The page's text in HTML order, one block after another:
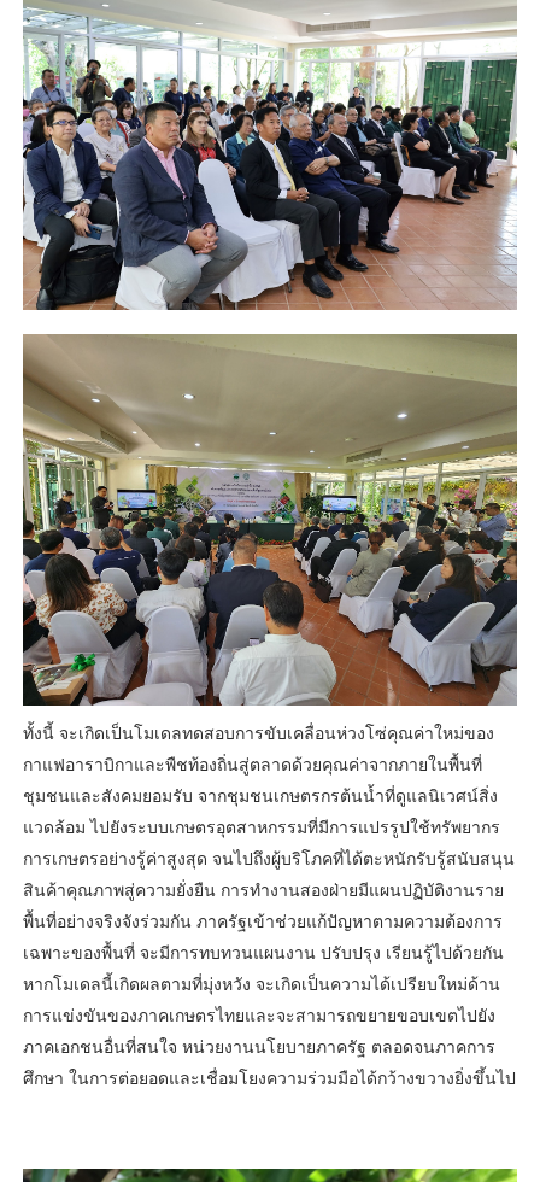
ทั้งนี้ จะเกิดเป็นโมเดลทดสอบการขับเคลื่อนห่วงโซ่คุณค่าใหม่ของ
กาแฟอาราบิกาและพืชท้องถิ่นสู่ตลาดด้วยคุณค่าจากภายในพื้นที่
ชุมชนและสังคมยอมรับ จากชุมชนเกษตรกรต้นน้ำที่ดูแลนิเวศน์สิ่ง
แวดล้อม ไปยังระบบเกษตรอุตสาหกรรมที่มีการแปรรูปใช้ทรัพยากร
การเกษตรอย่างรู้ค่าสูงสุด จนไปถึงผู้บริโภคที่ได้ตะหนักรับรู้สนับสนุน
สินค้าคุณภาพสู่ความยั่งยืน การทำงานสองฝ่ายมีแผนปฏิบัติงานราย
พื้นที่อย่างจริงจังร่วมกัน ภาครัฐเข้าช่วยแก้ปัญหาตามความต้องการ
เฉพาะของพื้นที่ จะมีการทบทวนแผนงาน ปรับปรุง เรียนรู้ไปด้วยกัน
หากโมเดลนี้เกิดผลตามที่มุ่งหวัง จะเกิดเป็นความได้เปรียบใหม่ด้าน
การแข่งขันของภาคเกษตรไทยและจะสามารถขยายขอบเขตไปยัง
ภาคเอกชนอื่นที่สนใจ หน่วยงานนโยบายภาครัฐ ตลอดจนภาคการ
ศึกษา ในการต่อยอดและเชื่อมโยงความร่วมมือได้กว้างขวางยิ่งขึ้นไป